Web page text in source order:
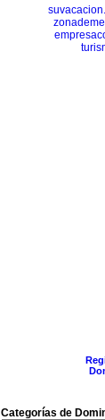
Categorías de